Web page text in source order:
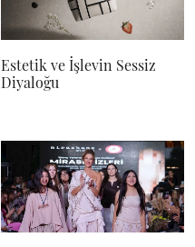
Estetik ve İşlevin Sessiz
Diyaloğu